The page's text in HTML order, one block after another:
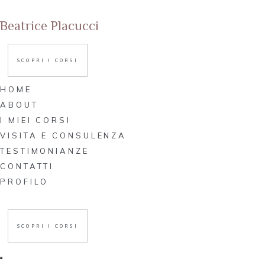
Beatrice Placucci
SCOPRI I CORSI
HOME
ABOUT
I MIEI CORSI
VISITA E CONSULENZA
TESTIMONIANZE
CONTATTI
PROFILO
SCOPRI I CORSI